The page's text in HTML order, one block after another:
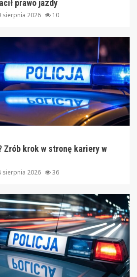
prawo jazdy
sierpnia 2026 10
Zrób krok w stronę kariery w
sierpnia 2026 36